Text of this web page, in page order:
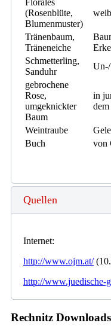
(Rosenblüte,
Blumenmuster)
Tränenbaum,
Träneneiche
Schmetterling,
Sanduhr
gebrochene
Rose,
umgeknickter
Baum
in
Weintraube
Buch
von
Quellen
Internet:
http://www.ojm.at/
http://www.juedische-
Rechnitz Downloads